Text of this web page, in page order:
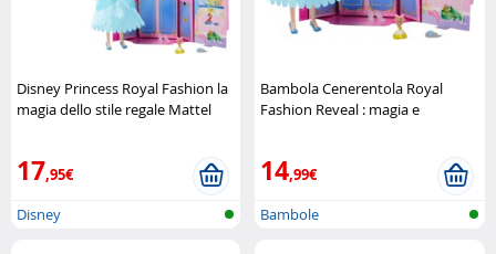
Disney Princess Royal Fashion la
magia dello stile regale Mattel
17,95€
Disney
Bambola Cenerentola Royal
Fashion Reveal : magia e
14,99€
Bambole